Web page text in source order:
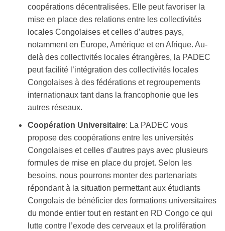
coopérations décentralisées. Elle peut favoriser la
mise en place des relations entre les collectivités
locales Congolaises et celles d’autres pays,
notamment en Europe, Amérique et en Afrique. Au-
delà des collectivités locales étrangères, la PADEC
peut facilité l’intégration des collectivités locales
Congolaises à des fédérations et regroupements
internationaux tant dans la francophonie que les
autres réseaux.
Coopération Universitaire: La PADEC vous
propose des coopérations entre les universités
Congolaises et celles d’autres pays avec plusieurs
formules de mise en place du projet. Selon les
besoins, nous pourrons monter des partenariats
répondant à la situation permettant aux étudiants
Congolais de bénéficier des formations universitaires
du monde entier tout en restant en RD Congo ce qui
lutte contre l’exode des cerveaux et la prolifération